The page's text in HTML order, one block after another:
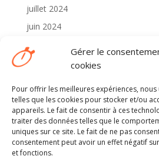
Gérer le
cookies
Pour offrir les meilleures expériences,
telles que les cookies pour stocker et/ou
appareils. Le fait de consentir à ces
traiter des données telles que le
uniques sur ce site. Le fait de ne pas
consentement peut avoir un effet négatif
et fonctions.
juillet 2024
juin 2024
avril 2024
Catégories
2024
Non classé